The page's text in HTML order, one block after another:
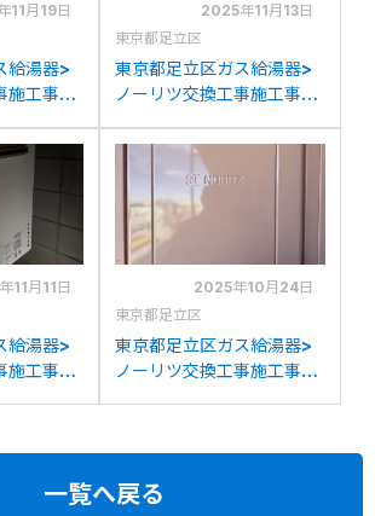
11月19日
給湯器>
施工事
ンナイ
2025年11月13日
東京都足立区
東京都足立区ガス給湯器>
ノーリツ交換工事施工事
2428SAWX-Tからノーリ
ツGT-2470SAW-T BLへ
の交換
11月11日
給湯器>
施工事
2025年10月24日
東京都足立区
東京都足立区ガス給湯器>
ノーリツ交換工事施工事
一覧へ戻る